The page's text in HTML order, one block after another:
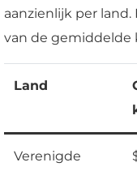
aanzienlijk per
van de gemiddelde
Land
Verenigde